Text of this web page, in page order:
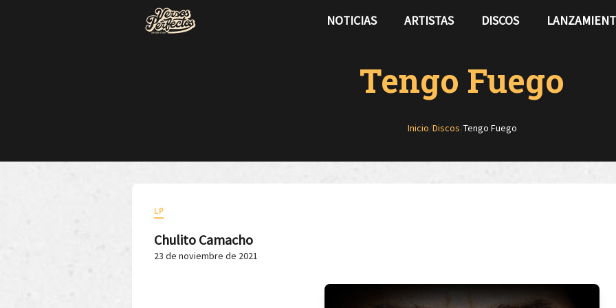
NOTICIAS ARTISTAS DISCOS
Tengo Fuego
Inicio/Discos/Tengo Fuego
LP
Chulito Camacho
23 de noviembre de 2021